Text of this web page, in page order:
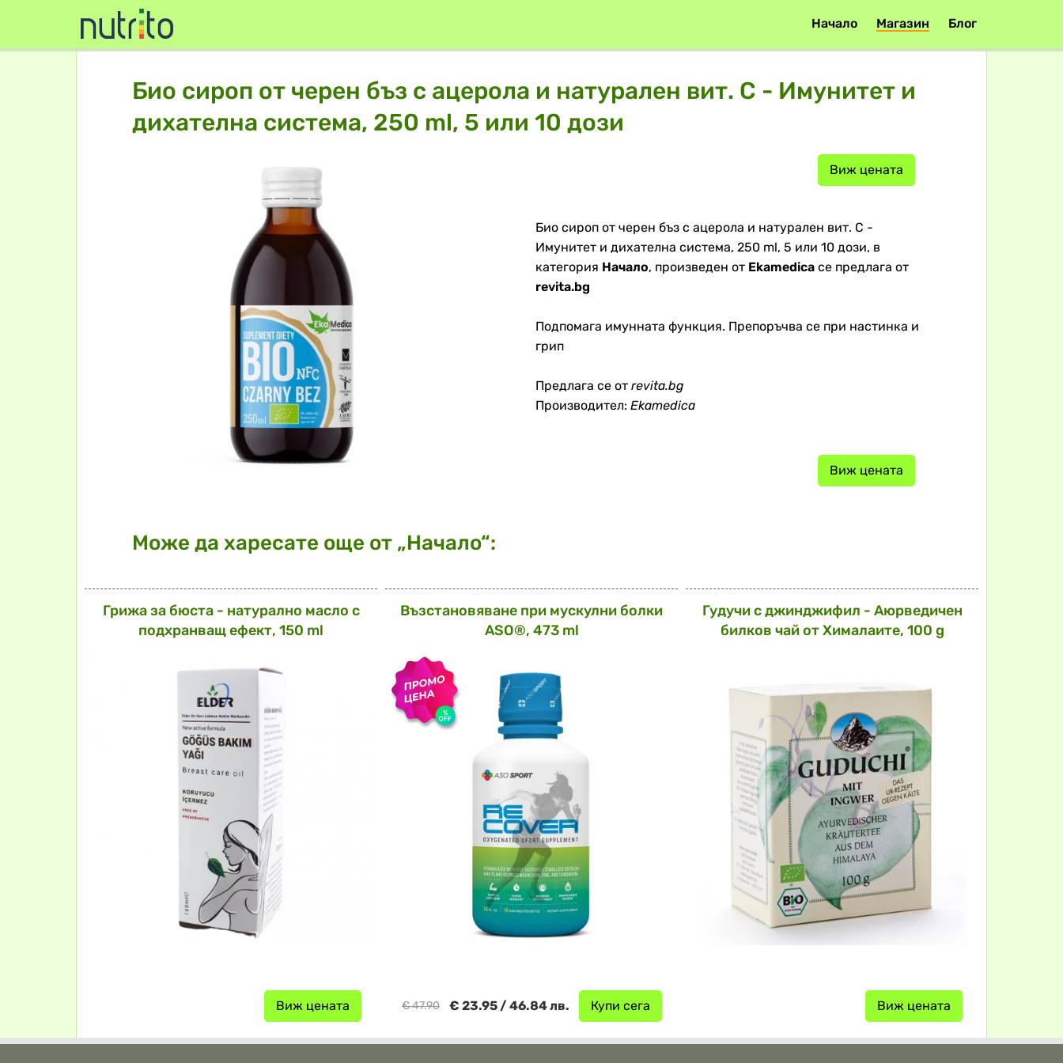
Начало Магазин Блог
Био сироп от черен бъз с ацерола и натурален вит. С - Имунитет и
дихателна система, 250 ml, 5 или 10 дози
Виж цената
Био сироп от черен бъз с ацерола и натурален вит. С -
Имунитет и дихателна система, 250 ml, 5 или 10 дози, в
категория Начало, произведен от Ekamedica се предлага от
revita.bg
Подпомага имунната функция. Препоръчва се при настинка и
грип
Предлага се от revita.bg
Производител: Ekamedica
Виж цената
Може да харесате още от „Начало“:
Грижа за бюста - натурално масло с
подхранващ ефект, 150 ml
Виж цената
Възстановяване при мускулни болки
ASO®, 473 ml
Купи сега
€ 23.95 / 46.84 лв.
€ 47.90
Гудучи с джинджифил - Аюрведичен
билков чай от Хималаите, 100 g
Виж цената